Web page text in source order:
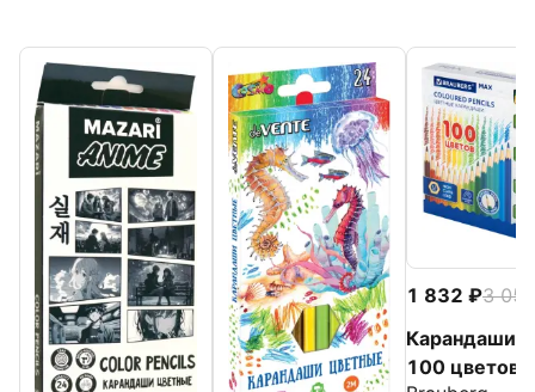
1 832
3 054
Карандаши
100 цветов